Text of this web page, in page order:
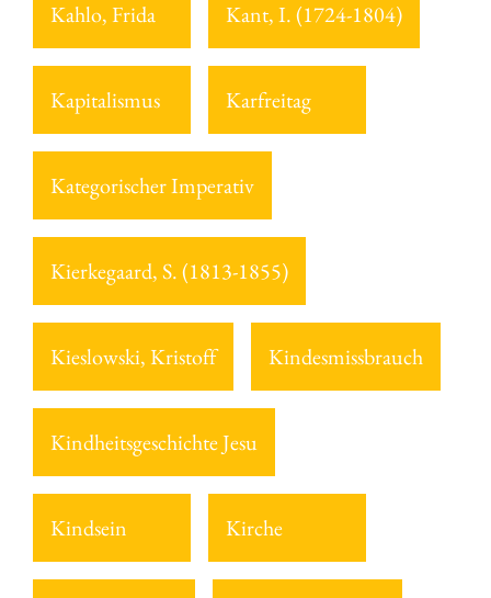
Kahlo, Frida Kant, I. (1724-1804)
Kapitalismus Karfreitag
Kategorischer Imperativ
Kierkegaard, S. (1813-1855)
Kieslowski, Kristoff Kindesmissbrauch
Kindheitsgeschichte Jesu
Kindsein Kirche